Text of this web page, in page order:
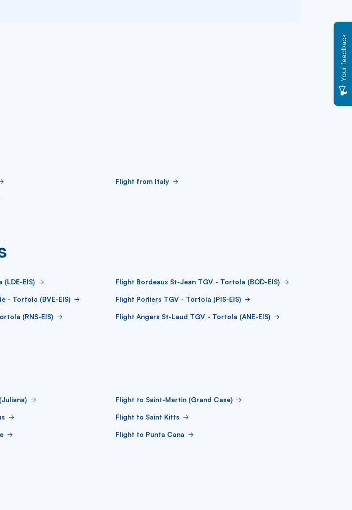
Flight from Italy
EIS) Flight Bordeaux St-Jean TGV - Tortola (BOD-EIS)
- Tortola (BVE-EIS) Flight Poitiers TGV - Tortola (PIS-EIS)
(RNS-EIS) Flight Angers St-Laud TGV - Tortola (ANE-EIS)
Flight to Saint-Martin (Grand Case)
Flight to Saint Kitts
Flight to Punta Cana
Your feedback